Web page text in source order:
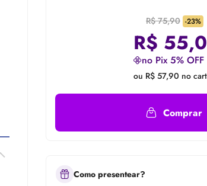
R$ 75,90 -23%
R$
no Pix 5% OFF
ou R$ 57,90 no
Comprar
Como presentear?